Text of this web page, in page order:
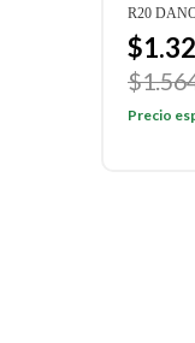
R20
Precio